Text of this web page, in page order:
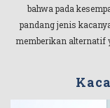
bahwa pada
pandang jenis
memberikan alternatif